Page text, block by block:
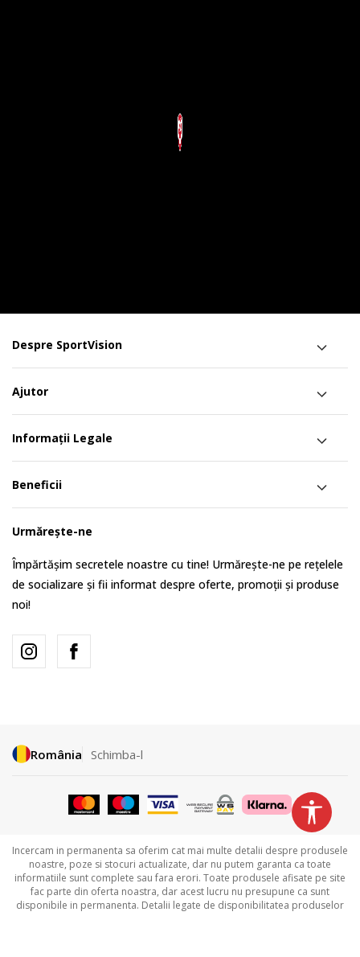
Despre SportVision
Ajutor
Informații Legale
Beneficii
Urmărește-ne
Împărtășim secretele noastre cu tine! Urmărește-ne pe rețelele
de socializare și fii informat despre oferte, promoții și produse
noi!
România Schimba-l
Incercam in permanenta sa oferim cat mai multe detalii despre produsele
noastre, poze si stocuri actualizate, dar nu putem garanta ca toate
informatiile sunt complete sau fara erori. Toate produsele afisate pe site
fac parte din oferta noastra, dar acest lucru nu presupune ca sunt
disponibile in permanenta. Detalii legate de disponibilitatea produselor